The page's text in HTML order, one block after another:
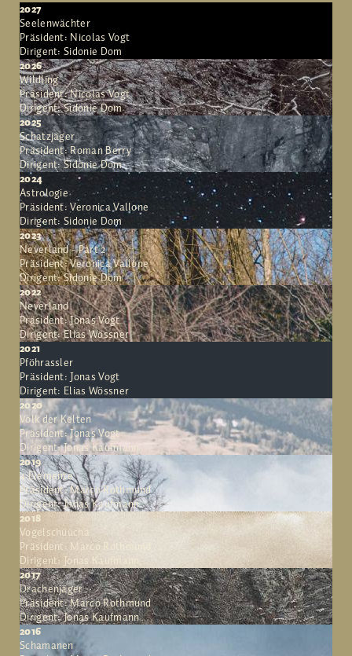
2027
Seelenwächter
Präsident: Nicolas Vogt
Dirigent: Sidonie Dom
2026
Wildling
Präsident: Nicolas Vogt
Dirigent: Sidonie Dom
2025
Schatzjäger
Präsident: Roman Berry
Dirigent: Sidonie Dom
2024
Astrologie
Präsident: Veronica Vallone
Dirigent: Sidonie Dom
2023
Neverland - Part 2
Präsident: Veronica Vallone
Dirigent: Sidonie Dom
2022
Neverland
Präsident: Jonas Vogt
Dirigent: Elias Wössner
2021
Pföhrassler
Präsident: Jonas Vogt
Dirigent: Elias Wössner
2020
Volk der Kelten
Präsident: Jonas Vogt
Dirigent: Jonas Kaufmann
2019
4 Elemente
Präsident: Marco Rothmund
Dirigent: Jonas Kaufmann
2018
Vogelschüücha
Präsident: Marco Rothmund
Dirigent: Jonas Kaufmann
2017
Drachenjäger
Präsident: Marco Rothmund
Dirigent: Jonas Kaufmann
2016
Schamanen